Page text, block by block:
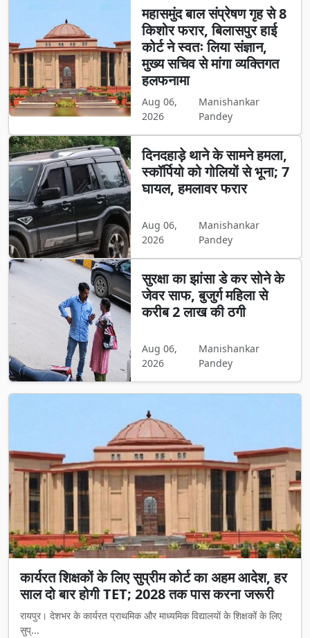
महासमुंद बाल संप्रेषण गृह से 8
किशोर फरार, बिलासपुर हाई
कोर्ट ने स्वतः लिया संज्ञान,
मुख्य सचिव से मांगा व्यक्तिगत
हलफनामा
Aug 06,
2026
Manishankar
Pandey
दिनदहाड़े थाने के सामने हमला,
स्कॉर्पियो को गोलियों से भूना; 7
घायल, हमलावर फरार
Aug 06,
2026
Manishankar
Pandey
सुरक्षा का झांसा डे कर सोने के
जेवर साफ, बुजुर्ग महिला से
करीब 2 लाख की ठगी
Aug 06,
2026
Manishankar
Pandey
कार्यरत शिक्षकों के लिए सुप्रीम कोर्ट का अहम आदेश, हर
साल दो बार होगी TET; 2028 तक पास करना जरूरी
रायपुर। देशभर के कार्यरत प्राथमिक और माध्यमिक विद्यालयों के शिक्षकों के लिए
सुप्...